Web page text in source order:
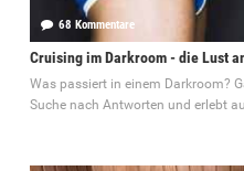
68 Kommentare
Cruising im Darkroom - die Lust
Was passiert in einem Darkroom?
Suche nach Antworten und erlebt